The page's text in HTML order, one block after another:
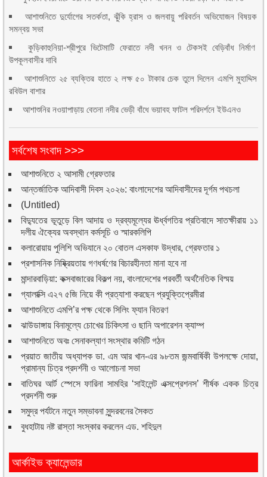
আশাশুনিতে দুর্যোগের সতর্কতা, ঝুঁকি হ্রাস ও জলবায়ু পরিবর্তন অভিযোজন বিষয়ক
সমন্বয় সভা
কুড়িকাহুনিয়া-শ্রীপুরে ভিটেমাটি ফেরাতে নদী খনন ও টেকসই বেড়িবাঁধ নির্মাণ
উপকূলবাসীর দাবি
আশাশুনিতে ২৫ ব্যক্তির হাতে ২ লক্ষ ৫০ টাকার চেক তুলে দিলেন এমপি মুহাদ্দিস
রবিউল বাশার
আশাশুনির নওয়াপাড়ায় বেতনা নদীর ভেড়ী বাঁধে ভয়াবহ ফাটল পরিদর্শনে ইউএনও
সর্বশেষ সংবাদ >>>
আশাশুনিতে ২ আসামী গ্রেফতার
আন্তর্জাতিক আদিবাসী দিবস ২০২৬: বাংলাদেশের আদিবাসীদের দূর্গম পথচলা
(Untitled)
বিদ্যুতের ভূতুড়ে বিল আদায় ও দ্রব্যমূল্যের ঊর্ধ্বগতির প্রতিবাদে সাতক্ষীরায় ১১
দলীয় ঐক্যের অবস্থান কর্মসূচি ও স্মারকলিপি
কলারোয়ায় পুলিশি অভিযানে ২০ বোতল এসকাফ উদ্ধার, গ্রেফতার ১
প্রশাসনিক নিষ্ক্রিয়তায় গণধর্ষণের বিচারহীনতা মানা হবে না
মান্দারবাড়িয়া: কক্সবাজারের বিকল্প নয়, বাংলাদেশের পরবর্তী অর্থনৈতিক বিস্ময়
গ্যালাক্সি এ২৭ ৫জি নিয়ে কী প্রত্যাশা করছেন প্রযুক্তিপ্রেমীরা
আশাশুনিতে এমপি’র পক্ষ থেকে সিলিং ফ্যান বিতরণ
ঝাউডাঙ্গায় বিনামূল্যে চোখের চিকিৎসা ও ছানি অপারেশন ক্যাম্প
আশাশুনিতে অবঃ সেনাকল্যাণ সংস্থার কমিটি গঠন
প্রয়াত জাতীয় অধ্যাপক ডা. এম আর খান-এর ৯৮তম জন্মবার্ষিকী উপলক্ষে দোয়া,
প্রামান্য চিত্র প্রদর্শনী ও আলোচনা সভা
বাতিঘর আর্ট স্পেসে ফারিনা সামহির ‘সাইলেন্ট এক্সপ্রেশনস’ শীর্ষক একক চিত্র
প্রদর্শনী শুরু
সমুদ্র পর্যটনে নতুন সম্ভাবনা সুন্দরবনের সৈকত
বুধহাটায় নষ্ট রাস্তা সংস্কার করলেন এড. শহিদুল
আর্কাইভ ক্যালেন্ডার